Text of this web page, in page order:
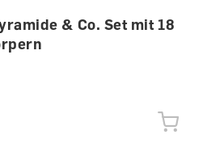
& Co. Set mit 18